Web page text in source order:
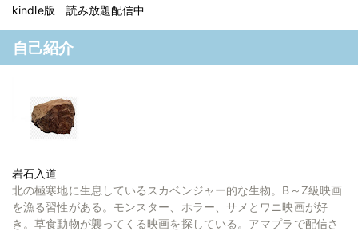
kindle版 読み放題配信中
自己紹介
岩石入道
北の極寒地に生息しているスカベンジャー的な生物。B～Z級映画
を漁る習性がある。モンスター、ホラー、サメとワニ映画が好
き。草食動物が襲ってくる映画を探している。アマプラで配信さ